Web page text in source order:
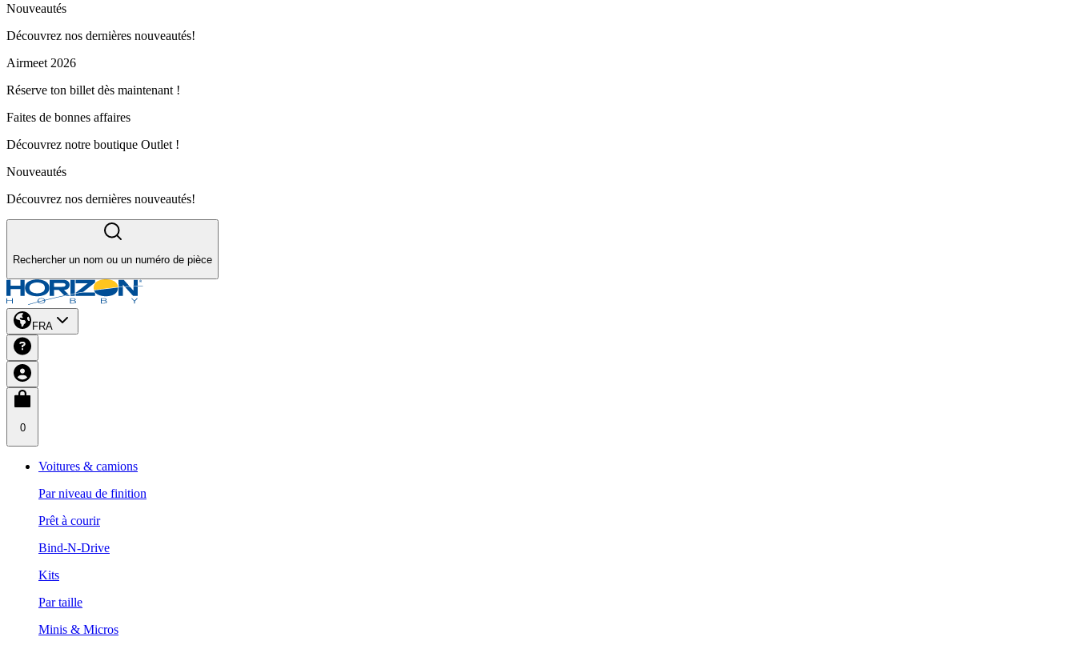
Nouveautés
Découvrez nos dernières nouveautés!
Airmeet 2026
Réserve ton billet dès maintenant !
Faites de bonnes affaires
Découvrez notre boutique Outlet !
Nouveautés
Découvrez nos dernières nouveautés!
Rechercher un nom ou un numéro de pièce
FRA
0
Voitures & camions
Par niveau de finition
Prêt à courir
Bind-N-Drive
Kits
Par taille
Minis & Micros